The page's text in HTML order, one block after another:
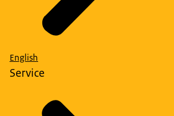
English
Service